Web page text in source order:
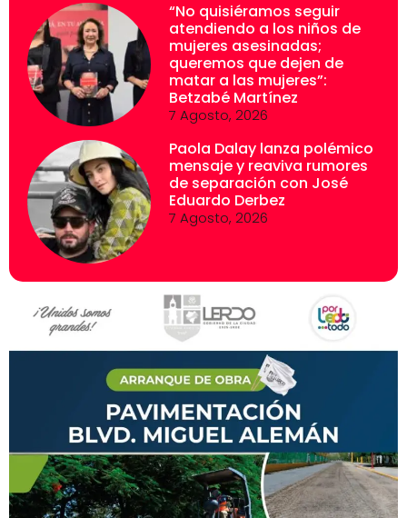
“No quisiéramos seguir
atendiendo a los niños de
mujeres asesinadas;
queremos que dejen de
matar a las mujeres”:
Betzabé Martínez
7 Agosto, 2026
Paola Dalay lanza polémico
mensaje y reaviva rumores
de separación con José
Eduardo Derbez
7 Agosto, 2026